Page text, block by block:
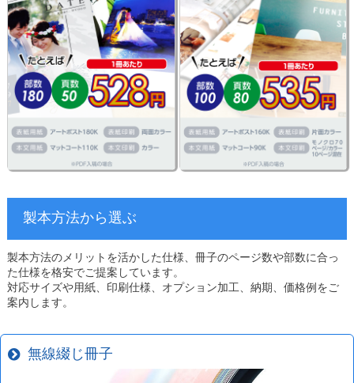
製本方法から選ぶ
製本方法のメリットを活かした仕様、冊子のページ数や部数に合っ
た仕様を格安でご提案しています。
対応サイズや用紙、印刷仕様、オプション加工、納期、価格例をご
案内します。
無線綴じ冊子